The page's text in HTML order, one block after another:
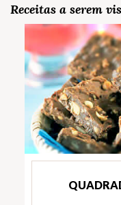
Receitas a serem